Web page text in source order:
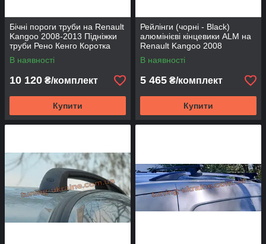
Бічні пороги труби на Renault
Kangoo 2008-2013 Підніжки
труби Рено Кенго Коротка
база D60 без накладок
В наявності
10 120 ₴/комплект
Купити
Рейлінги (чорні - Black)
алюмінієві кінцевики ALM на
Renault Kangoo 2008
В наявності
5 465 ₴/комплект
Купити